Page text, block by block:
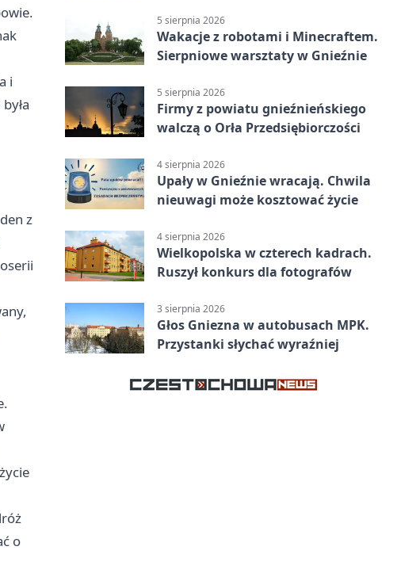
i
z
o
5 sierpnia 2026
Wakacje z robotami i Minecraftem.
Sierpniowe warsztaty w Gnieźnie
5 sierpnia 2026
Firmy z powiatu gnieźnieńskiego
walczą o Orła Przedsiębiorczości
4 sierpnia 2026
Upały w Gnieźnie wracają. Chwila
nieuwagi może kosztować życie
4 sierpnia 2026
Wielkopolska w czterech kadrach.
Ruszył konkurs dla fotografów
3 sierpnia 2026
Głos Gniezna w autobusach MPK.
Przystanki słychać wyraźniej